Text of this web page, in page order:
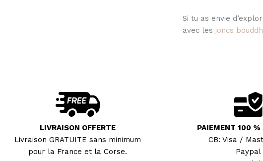
Si tu as envie
avec les joncs
LIVRAISON OFFERTE
Livraison GRATUITE sans minimum
pour la France et la Corse.
PAIEMENT 100 %
CB: Visa /
Paypal